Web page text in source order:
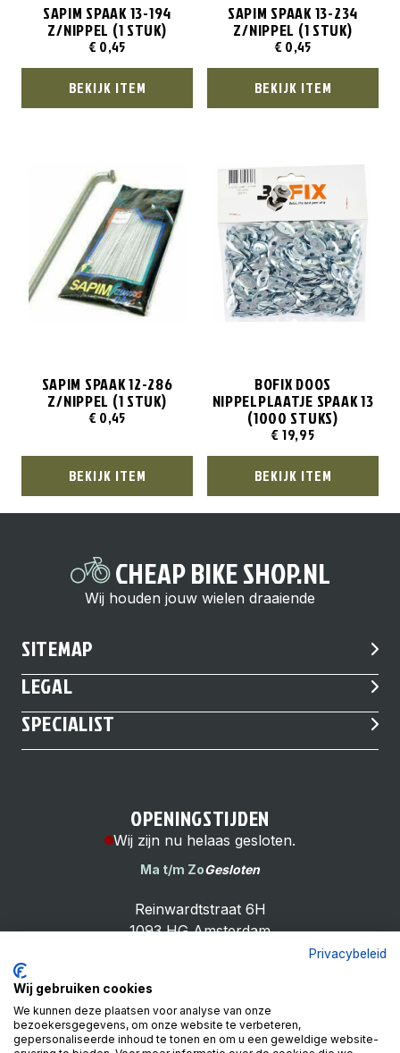
SAPIM SPAAK 13-194
Z/NIPPEL (1 STUK)
€ 0,45
BEKIJK ITEM
SAPIM SPAAK 13-234
Z/NIPPEL (1 STUK)
€ 0,45
BEKIJK ITEM
SAPIM SPAAK 12-286
Z/NIPPEL (1 STUK)
€ 0,45
BEKIJK ITEM
BOFIX DOOS
NIPPELPLAATJE SPAAK 13
(1000 STUKS)
€ 19,95
BEKIJK ITEM
CHEAP BIKE SHOP.NL
Wij houden jouw wielen draaiende
SITEMAP
LEGAL
SPECIALIST
Cheap Bike Shop
4.9
OPENINGSTIJDEN
Wij zijn nu helaas gesloten.
Ma t/m ZoGesloten
Reinwardtstraat 6H
1093 HG Amsterdam
Privacybeleid
Wij gebruiken cookies
We kunnen deze plaatsen voor analyse van onze
bezoekersgegevens, om onze website te verbeteren,
gepersonaliseerde inhoud te tonen en om u een geweldige website-